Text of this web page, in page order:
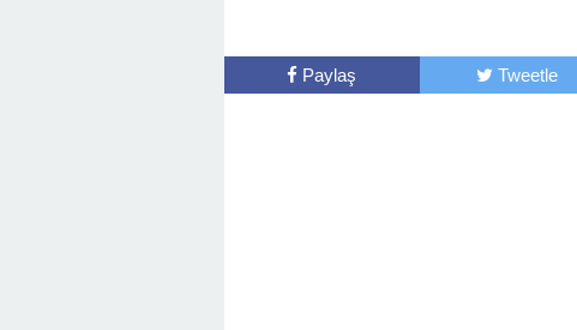
Paylaş Tweetle